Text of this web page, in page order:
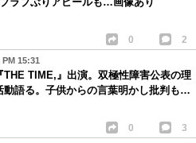
0 2
15:31
THE TIME,』出演。双極性障害公表の理
動語る。子供からの言葉明かし批判も…
0 3